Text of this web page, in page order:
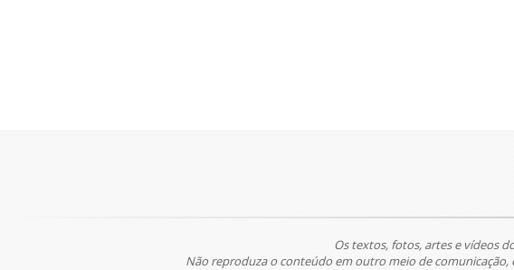
Os textos, fotos, artes e vídeos
Não reproduza o conteúdo em outro meio de